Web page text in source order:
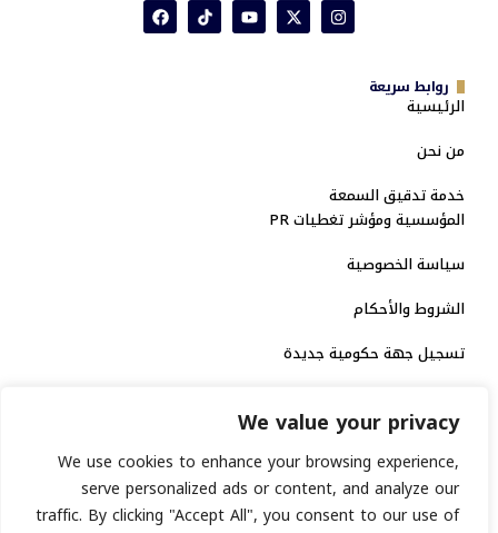
We value your privacy
We use cookies to enhance your browsing experience,
serve personalized ads or content, and analyze our
traffic. By clicking "Accept All", you consent to our use of
روابط سريعة
الرئيسية
من نحن
خدمة تدقيق السمعة
المؤسسية ومؤشر تغطيات PR
سياسة الخصوصية
الشروط والأحكام
تسجيل جهة حكومية جديدة
منصة إخبارية مرخصة
انشر خبرك